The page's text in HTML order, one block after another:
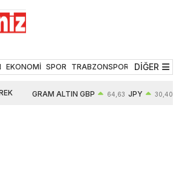
EKONOMİ SPOR TRABZONSPOR TEKNOLOJİ
DİĞER
GRAM ALTIN GBP 64,63 JPY 30,40